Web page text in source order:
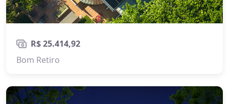
R$ 25.414,92
Bom Retiro